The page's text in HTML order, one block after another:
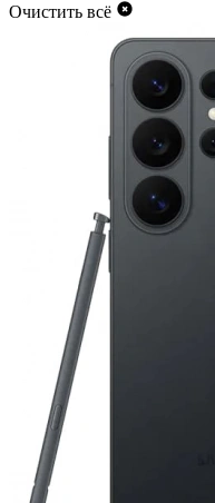
Очистить всё